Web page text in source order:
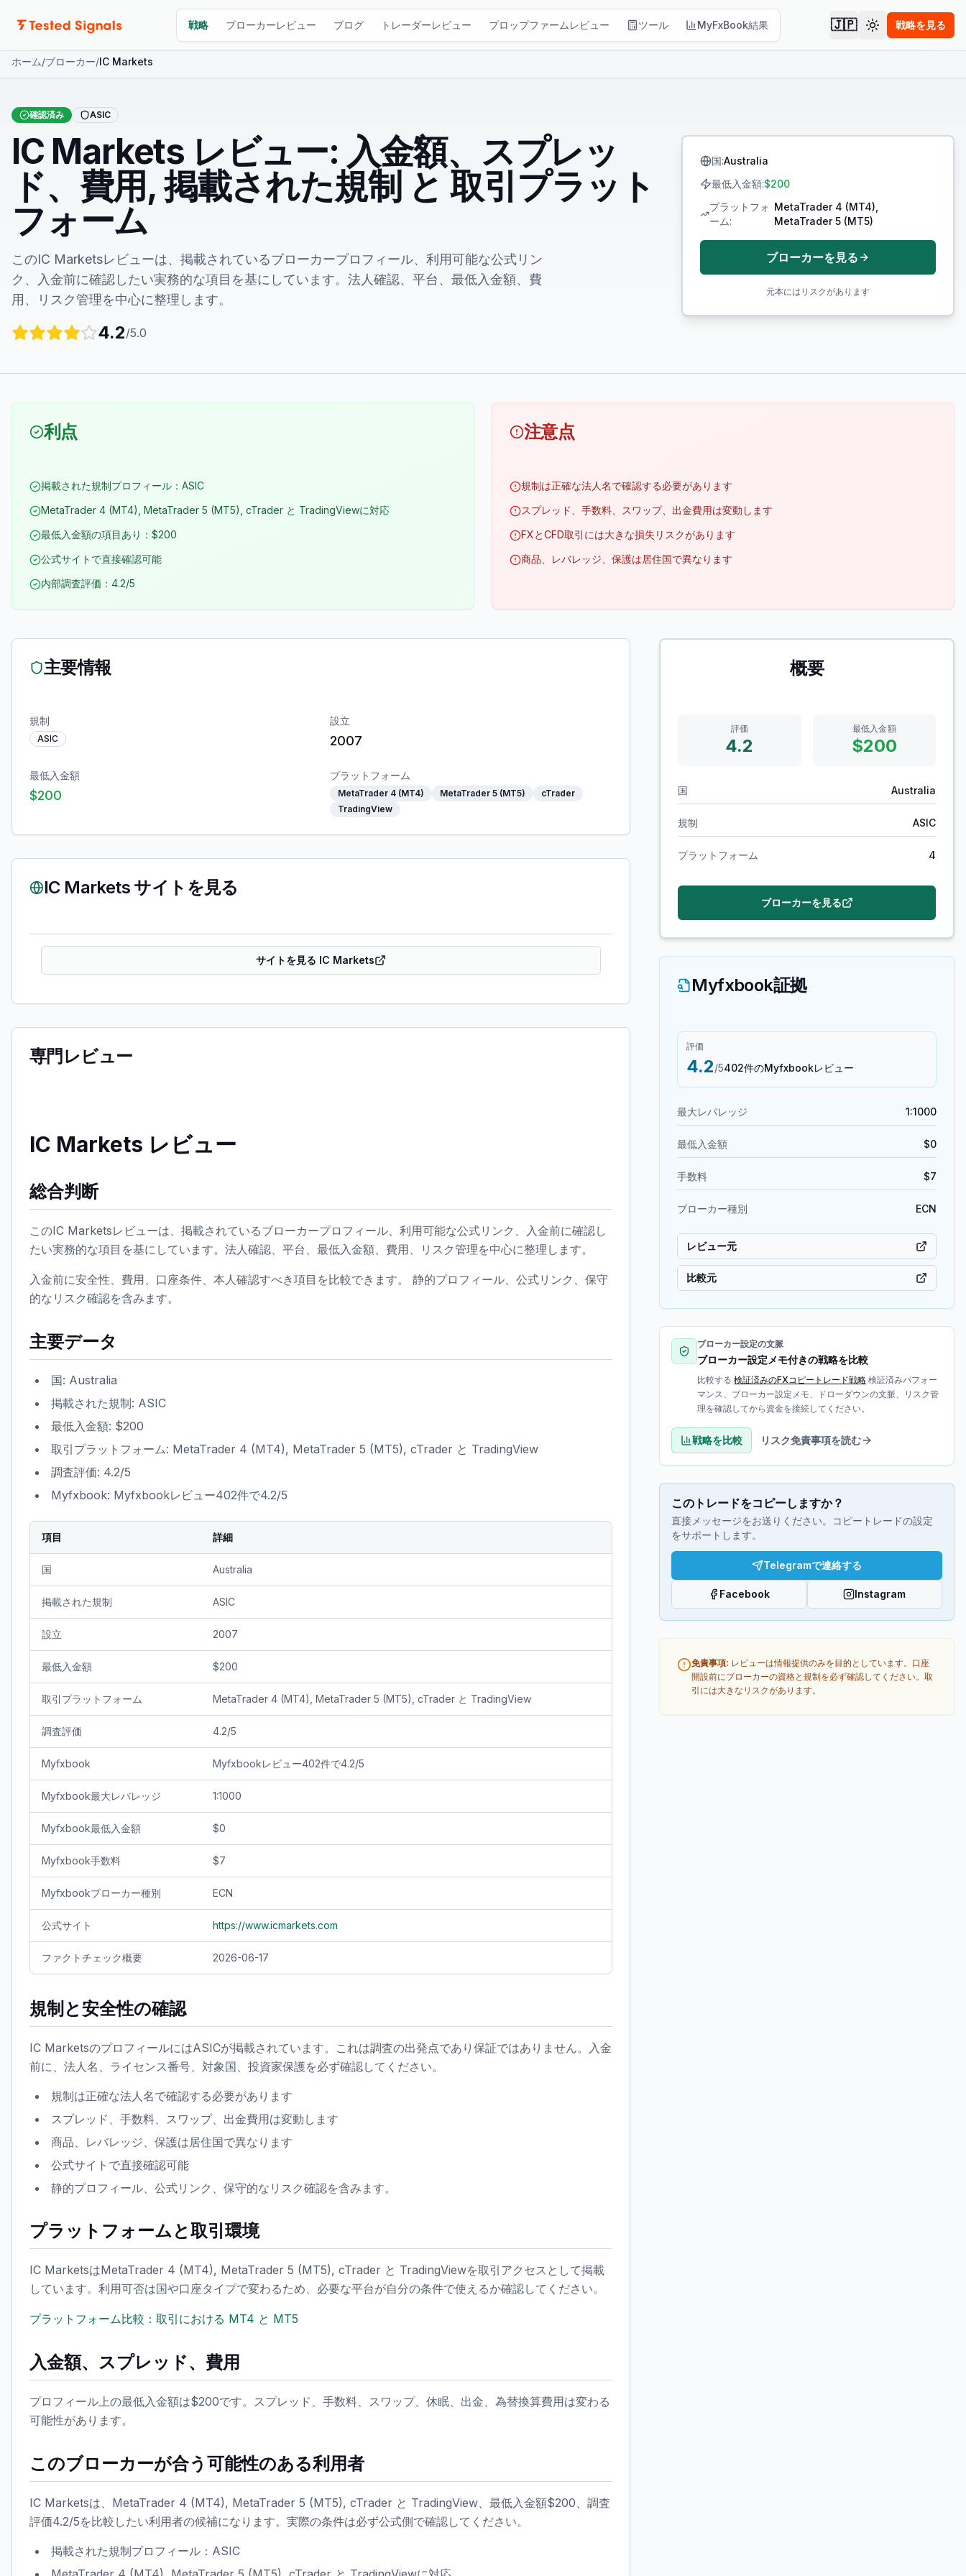
戦略 ブローカーレビュー ブログ トレーダーレビュー プロップファームレビュー ツール MyFxBook結果 🇯🇵 テーマを切り替え
戦略を見る
ホーム/ブローカー/IC Markets
確認済み ASIC
IC Markets レビュー: 入金額、スプレッ
ド、費用, 掲載された規制 と 取引プラット
フォーム
このIC Marketsレビューは、掲載されているブローカープロフィール、利用可能な公式リン
ク、入金前に確認したい実務的な項目を基にしています。法人確認、平台、最低入金額、費
用、リスク管理を中心に整理します。
4.2/5.0
国:Australia
最低入金額:$200
プラットフォ
ーム:
MetaTrader 4 (MT4),
MetaTrader 5 (MT5)
ブローカーを見る
元本にはリスクがあります
利点
掲載された規制プロフィール：ASIC
MetaTrader 4 (MT4), MetaTrader 5 (MT5), cTrader と TradingViewに対応
最低入金額の項目あり：$200
公式サイトで直接確認可能
内部調査評価：4.2/5
注意点
規制は正確な法人名で確認する必要があります
スプレッド、手数料、スワップ、出金費用は変動します
FXとCFD取引には大きな損失リスクがあります
商品、レバレッジ、保護は居住国で異なります
主要情報
規制
ASIC
設立
2007
最低入金額
$200
プラットフォーム
MetaTrader 4 (MT4) MetaTrader 5 (MT5)
cTrader
TradingView
IC Markets サイトを見る
サイトを見る IC Markets
専門レビュー
IC Markets レビュー
総合判断
このIC Marketsレビューは、掲載されているブローカープロフィール、利用可能な公式リンク、入金前に確認し
たい実務的な項目を基にしています。法人確認、平台、最低入金額、費用、リスク管理を中心に整理します。
入金前に安全性、費用、口座条件、本人確認すべき項目を比較できます。 静的プロフィール、公式リンク、保守
的なリスク確認を含みます。
主要データ
国: Australia
掲載された規制: ASIC
最低入金額: $200
取引プラットフォーム: MetaTrader 4 (MT4), MetaTrader 5 (MT5), cTrader と TradingView
調査評価: 4.2/5
Myfxbook: Myfxbookレビュー402件で4.2/5
項目 詳細
国 Australia
掲載された規制 ASIC
設立 2007
最低入金額 $200
取引プラットフォーム MetaTrader 4 (MT4), MetaTrader 5 (MT5), cTrader と TradingView
調査評価 4.2/5
Myfxbook Myfxbookレビュー402件で4.2/5
Myfxbook最大レバレッジ 1:1000
Myfxbook最低入金額 $0
Myfxbook手数料 $7
Myfxbookブローカー種別 ECN
公式サイト https://www.icmarkets.com
ファクトチェック概要 2026-06-17
規制と安全性の確認
IC MarketsのプロフィールにはASICが掲載されています。これは調査の出発点であり保証ではありません。入金
前に、法人名、ライセンス番号、対象国、投資家保護を必ず確認してください。
規制は正確な法人名で確認する必要があります
スプレッド、手数料、スワップ、出金費用は変動します
商品、レバレッジ、保護は居住国で異なります
公式サイトで直接確認可能
静的プロフィール、公式リンク、保守的なリスク確認を含みます。
プラットフォームと取引環境
IC MarketsはMetaTrader 4 (MT4), MetaTrader 5 (MT5), cTrader と TradingViewを取引アクセスとして掲載
しています。利用可否は国や口座タイプで変わるため、必要な平台が自分の条件で使えるか確認してください。
プラットフォーム比較：取引における MT4 と MT5
入金額、スプレッド、費用
プロフィール上の最低入金額は$200です。スプレッド、手数料、スワップ、休眠、出金、為替換算費用は変わる
可能性があります。
このブローカーが合う可能性のある利用者
IC Marketsは、MetaTrader 4 (MT4), MetaTrader 5 (MT5), cTrader と TradingView、最低入金額$200、調査
評価4.2/5を比較したい利用者の候補になります。実際の条件は必ず公式側で確認してください。
掲載された規制プロフィール：ASIC
概要
評価
4.2
最低入金額
$200
国 Australia
規制 ASIC
プラットフォーム 4
ブローカーを見る
Myfxbook証拠
評価
4.2/5402件のMyfxbookレビュー
最大レバレッジ 1:1000
最低入金額 $0
手数料 $7
ブローカー種別 ECN
レビュー元
比較元
ブローカー設定の文脈
ブローカー設定メモ付きの戦略を比較
比較する 検証済みのFXコピートレード戦略 検証済みパフォー
マンス、ブローカー設定メモ、ドローダウンの文脈、リスク管
理を確認してから資金を接続してください。
戦略を比較 リスク免責事項を読む
このトレードをコピーしますか？
直接メッセージをお送りください。コピートレードの設定
をサポートします。
Telegramで連絡する
Facebook Instagram
免責事項: レビューは情報提供のみを目的としています。口座
開設前にブローカーの資格と規制を必ず確認してください。取
引には大きなリスクがあります。